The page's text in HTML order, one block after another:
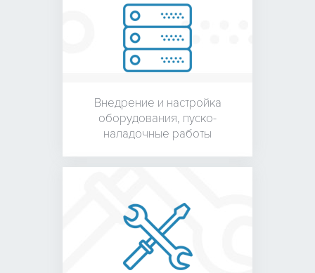
Внедрение и настройка
оборудования, пуско-
наладочные работы